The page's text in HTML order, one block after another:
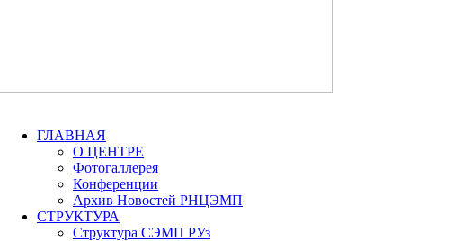
ГЛАВНАЯ
О ЦЕНТРЕ
Фотогаллерея
Конференции
Архив Новостей РНЦЭМП
СТРУКТУРА
Структура СЭМП РУз